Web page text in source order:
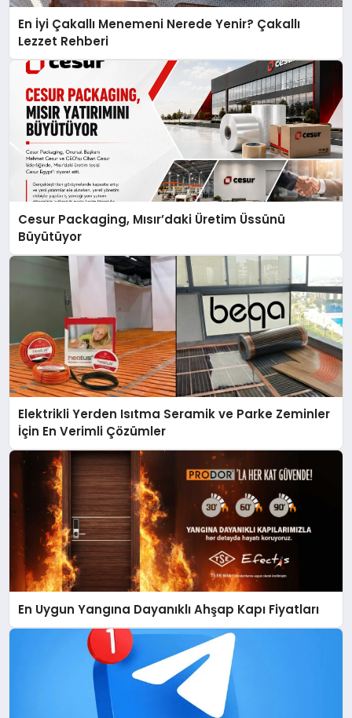
En İyi Çakallı Menemeni Nerede Yenir? Çakallı
Lezzet Rehberi
Cesur Packaging, Mısır’daki Üretim Üssünü
Büyütüyor
Elektrikli Yerden Isıtma Seramik ve Parke Zeminler
İçin En Verimli Çözümler
En Uygun Yangına Dayanıklı Ahşap Kapı Fiyatları